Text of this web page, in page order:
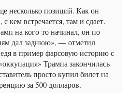
несколько позиций. Как он
кем встречается, там и сдает.
на кого-то начинал, он по
дал заднюю», — отметил
в пример фарсовую историю с
Трампа закончилась
просто купил билет на
за 500 долларов.